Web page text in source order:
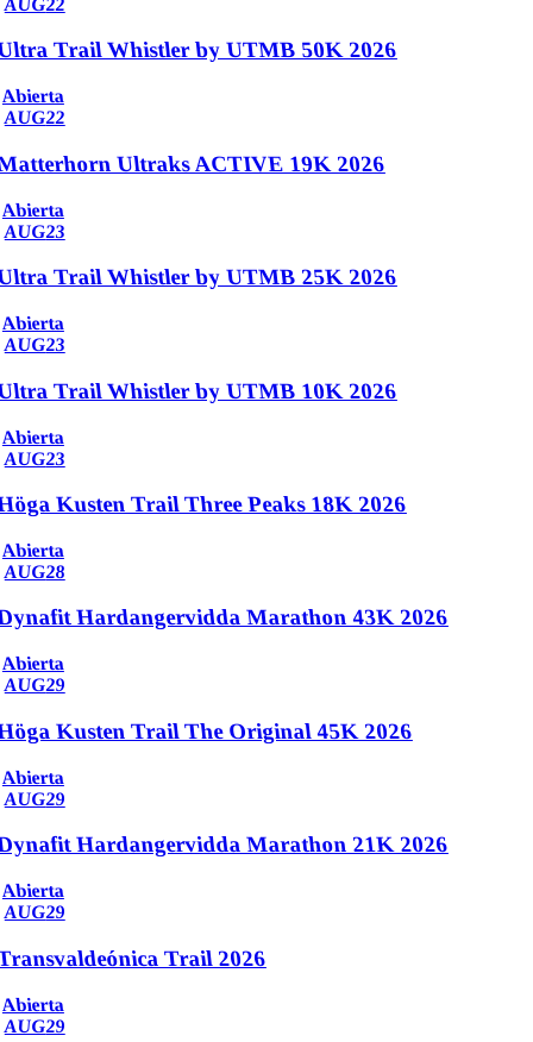
Trail Whistler by UTMB 50K 2026
Abierta
AUG22
Ultraks ACTIVE 19K 2026
Abierta
AUG23
Trail Whistler by UTMB 25K 2026
Abierta
AUG23
Trail Whistler by UTMB 10K 2026
Abierta
AUG23
Kusten Trail Three Peaks 18K 2026
Abierta
AUG28
Hardangervidda Marathon 43K 2026
Abierta
AUG29
Kusten Trail The Original 45K 2026
Abierta
AUG29
Hardangervidda Marathon 21K 2026
Abierta
AUG29
Trail 2026
Abierta
AUG29